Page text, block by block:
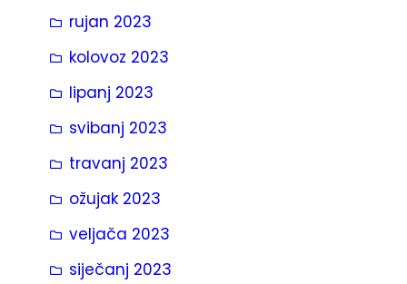
rujan 2023
kolovoz 2023
lipanj 2023
svibanj 2023
travanj 2023
ožujak 2023
veljača 2023
siječanj 2023